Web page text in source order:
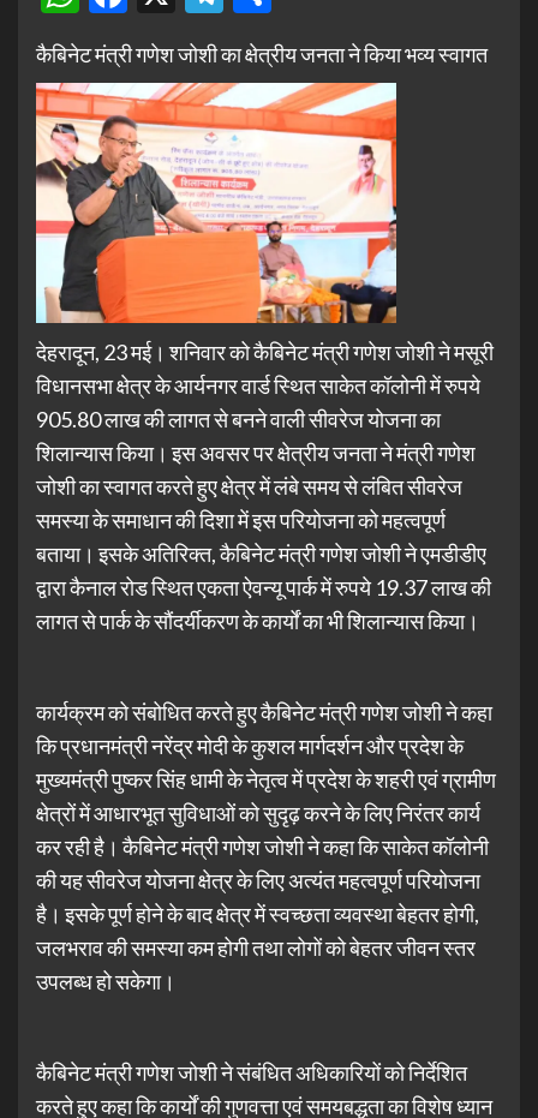
कैबिनेट मंत्री गणेश जोशी का क्षेत्रीय जनता ने किया भव्य स्वागत
देहरादून, 23 मई। शनिवार को कैबिनेट मंत्री गणेश जोशी ने मसूरी
विधानसभा क्षेत्र के आर्यनगर वार्ड स्थित साकेत कॉलोनी में रुपये
905.80 लाख की लागत से बनने वाली सीवरेज योजना का
शिलान्यास किया। इस अवसर पर क्षेत्रीय जनता ने मंत्री गणेश
जोशी का स्वागत करते हुए क्षेत्र में लंबे समय से लंबित सीवरेज
समस्या के समाधान की दिशा में इस परियोजना को महत्वपूर्ण
बताया। इसके अतिरिक्त, कैबिनेट मंत्री गणेश जोशी ने एमडीडीए
द्वारा कैनाल रोड स्थित एकता ऐवन्यू पार्क में रुपये 19.37 लाख की
लागत से पार्क के सौंदर्यीकरण के कार्यों का भी शिलान्यास किया।
कार्यक्रम को संबोधित करते हुए कैबिनेट मंत्री गणेश जोशी ने कहा
कि प्रधानमंत्री नरेंद्र मोदी के कुशल मार्गदर्शन और प्रदेश के
मुख्यमंत्री पुष्कर सिंह धामी के नेतृत्व में प्रदेश के शहरी एवं ग्रामीण
क्षेत्रों में आधारभूत सुविधाओं को सुदृढ़ करने के लिए निरंतर कार्य
कर रही है। कैबिनेट मंत्री गणेश जोशी ने कहा कि साकेत कॉलोनी
की यह सीवरेज योजना क्षेत्र के लिए अत्यंत महत्वपूर्ण परियोजना
है। इसके पूर्ण होने के बाद क्षेत्र में स्वच्छता व्यवस्था बेहतर होगी,
जलभराव की समस्या कम होगी तथा लोगों को बेहतर जीवन स्तर
उपलब्ध हो सकेगा।
कैबिनेट मंत्री गणेश जोशी ने संबंधित अधिकारियों को निर्देशित
करते हुए कहा कि कार्यों की गुणवत्ता एवं समयबद्धता का विशेष ध्यान